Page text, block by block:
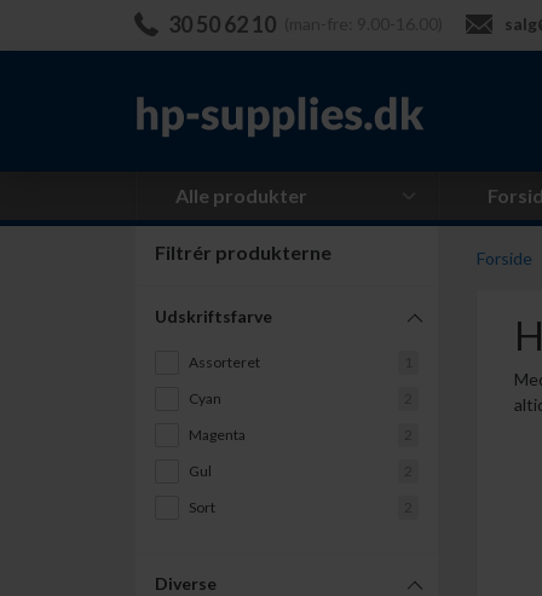
30 50 62 10
Alle produkter
Filtrér produkterne
Udskriftsfarve
Assorteret
Cyan
Magenta
Gul
Sort
Diverse
Forside